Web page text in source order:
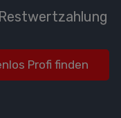
Profi finden